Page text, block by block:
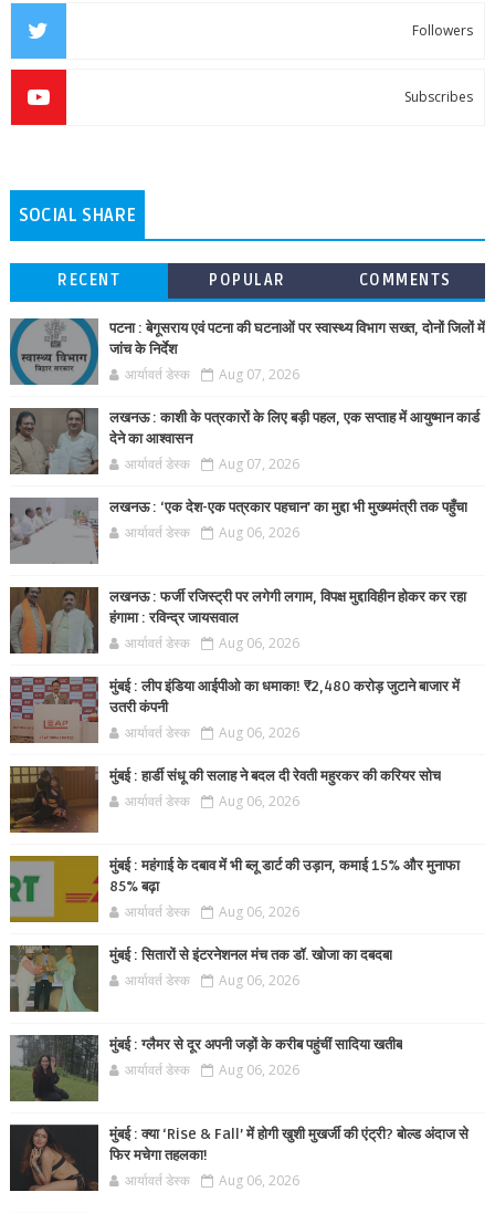
Followers
Subscribes
SOCIAL SHARE
RECENT POPULAR COMMENTS
पटना : बेगूसराय एवं पटना की घटनाओं पर स्वास्थ्य विभाग सख्त, दोनों जिलों में
जांच के निर्देश
आर्यावर्त डेस्क Aug 07, 2026
लखनऊ : काशी के पत्रकारों के लिए बड़ी पहल, एक सप्ताह में आयुष्मान कार्ड
देने का आश्वासन
आर्यावर्त डेस्क Aug 07, 2026
लखनऊ : ‘एक देश-एक पत्रकार पहचान’ का मुद्दा भी मुख्यमंत्री तक पहुँचा
आर्यावर्त डेस्क Aug 06, 2026
लखनऊ : फर्जी रजिस्ट्री पर लगेगी लगाम, विपक्ष मुद्दाविहीन होकर कर रहा
हंगामा : रविन्द्र जायसवाल
आर्यावर्त डेस्क Aug 06, 2026
मुंबई : लीप इंडिया आईपीओ का धमाका! ₹2,480 करोड़ जुटाने बाजार में
उतरी कंपनी
आर्यावर्त डेस्क Aug 06, 2026
मुंबई : हार्डी संधू की सलाह ने बदल दी रेवती महुरकर की करियर सोच
आर्यावर्त डेस्क Aug 06, 2026
मुंबई : महंगाई के दबाव में भी ब्लू डार्ट की उड़ान, कमाई 15% और मुनाफा
85% बढ़ा
आर्यावर्त डेस्क Aug 06, 2026
मुंबई : सितारों से इंटरनेशनल मंच तक डॉ. खोजा का दबदबा
आर्यावर्त डेस्क Aug 06, 2026
मुंबई : ग्लैमर से दूर अपनी जड़ों के करीब पहुंचीं सादिया खतीब
आर्यावर्त डेस्क Aug 06, 2026
मुंबई : क्या ‘Rise & Fall’ में होगी खुशी मुखर्जी की एंट्री? बोल्ड अंदाज से
फिर मचेगा तहलका!
आर्यावर्त डेस्क Aug 06, 2026